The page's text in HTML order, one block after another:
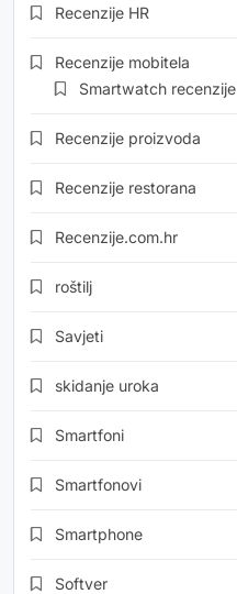
Recenzije HR
Recenzije mobitela
Smartwatch recenzije
Recenzije proizvoda
Recenzije restorana
Recenzije.com.hr
roštilj
Savjeti
skidanje uroka
Smartfoni
Smartfonovi
Smartphone
Softver